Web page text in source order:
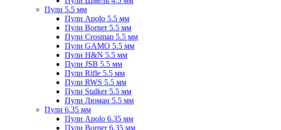
Пули 5.5 мм
Пули Apolo 5.5 мм
Пули Borner 5.5 мм
Пули Crosman 5.5 мм
Пули GAMO 5.5 мм
Пули H&N 5.5 мм
Пули JSB 5.5 мм
Пули Rifle 5.5 мм
Пули RWS 5.5 мм
Пули Stalker 5.5 мм
Пули Люман 5.5 мм
Пули 6.35 мм
Пули Apolo 6.35 мм
Пули Borner 6.35 мм